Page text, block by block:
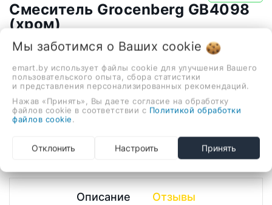
Смеситель Grocenberg GB4098
(хром)
639,00 руб.
смеситель для кухни/для питьевой воды, монтаж на
раковину или столешницу
- +
Описание Отзывы
Мы заботимся о Ваших cookie
emart.by использует файлы cookie для улучшения Вашего
пользовательского опыта, сбора статистики
и представления персонализированных рекомендаций.
Нажав «Принять», Вы даете согласие на обработку
файлов cookie в соответствии с Политикой обработки
файлов cookie
Отклонить Настроить Принять